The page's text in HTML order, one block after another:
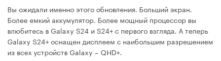
Вы ожидали именно этого обновления. Больший экран.
Более емкий аккумулятор. Более мощный процессор вы
влюбитесь в Galaxy S24 и S24+ с первого взгляда. А теперь
Galaxy S24+ оснащен дисплеем с наибольшим разрешением
из всех устройств Galaxy – QHD+.